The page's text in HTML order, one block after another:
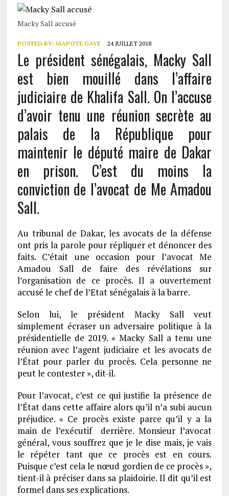
Macky Sall accusé
POSTED BY: MAPOTE GAYE 24 JUILLET 2018
Le président sénégalais, Macky Sall
est bien mouillé dans l’affaire
judiciaire de Khalifa Sall. On l’accuse
d’avoir tenu une réunion secrète au
palais de la République pour
maintenir le député maire de Dakar
en prison. C’est du moins la
conviction de l’avocat de Me Amadou
Sall.
Au tribunal de Dakar, les avocats de la défense
ont pris la parole pour répliquer et dénoncer des
faits. C’était une occasion pour l’avocat Me
Amadou Sall de faire des révélations sur
l’organisation de ce procès. Il a ouvertement
accusé le chef de l’Etat sénégalais à la barre.
Selon lui, le président Macky Sall veut
simplement écraser un adversaire politique à la
présidentielle de 2019. « Macky Sall a tenu une
réunion avec l’agent judiciaire et les avocats de
l’État pour parler du procès. Cela personne ne
peut le contester », dit-il.
Pour l’avocat, c’est ce qui justifie la présence de
l’État dans cette affaire alors qu’il n’a subi aucun
préjudice. « Ce procès existe parce qu’il y a la
main de l’exécutif derrière. Monsieur l’avocat
général, vous souffrez que je le dise mais, je vais
le répéter tant que ce procès est en cours.
Puisque c’est cela le nœud gordien de ce procès »,
tient-il à préciser dans sa plaidoirie. Il dit qu’il est
formel dans ses explications.